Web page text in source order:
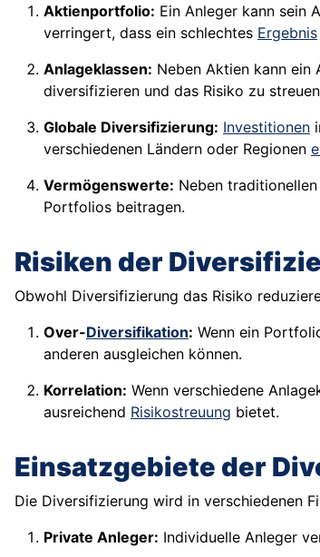
Aktienportfolio: Ein Anleger kann sein
verringert, dass ein schlechtes Ergebnis
Anlageklassen: Neben Aktien kann ein
diversifizieren und das Risiko zu
Globale Diversifizierung: Investitionen
verschiedenen Ländern oder Regionen
Vermögenswerte: Neben
Portfolios beitragen.
Risiken der
Obwohl Diversifizierung das Risiko
Over-Diversifikation: Wenn ein
anderen ausgleichen können.
Korrelation: Wenn verschiedene
ausreichend Risikostreuung bietet.
Einsatzgebiete der
Die Diversifizierung wird in verschiedenen
Private Anleger: Individuelle Anleger